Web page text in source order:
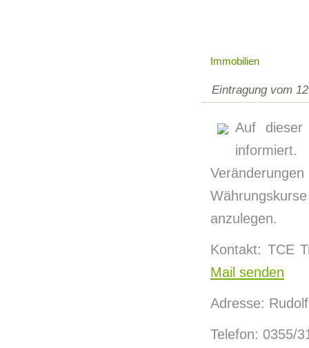
Immobilien
Eintragung vom
Auf
anzulegen.
Kontakt: TCE
Mail senden
Adresse:
Telefon: 0355/